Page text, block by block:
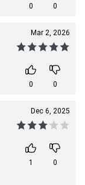
0 0
Mar 2, 2026
0 0
Dec 6, 2025
1 0